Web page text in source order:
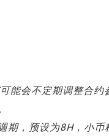
能会不定期调整合
期，预设为8H，小